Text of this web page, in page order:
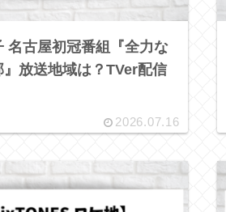
名古屋初冠番組『全力な
』放送地域は？TVer配信
2026.07.16